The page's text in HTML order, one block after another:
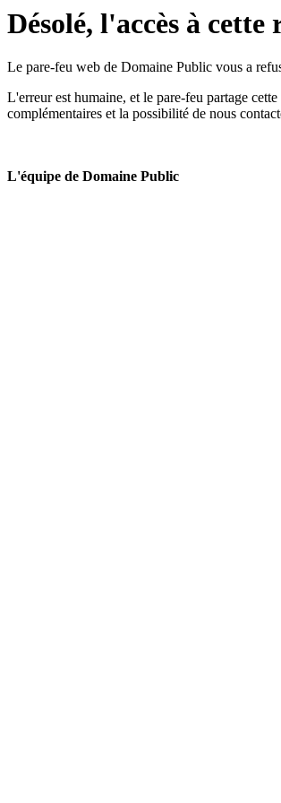
Désolé, l'accès à cette
Le pare-feu web de Domaine Public vous a
L'erreur est humaine, et le pare-feu partage
complémentaires et la possibilité de nous
L'équipe de Domaine Public